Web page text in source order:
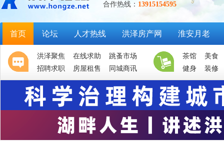
合作热线： 13915154595
首页 论坛 人才热线 洪泽房产网 淮安月老
洪泽聚焦 在线求助
跳蚤市场
招聘求职
房屋租售 同城商讯
茶馆
美食
健身
装修